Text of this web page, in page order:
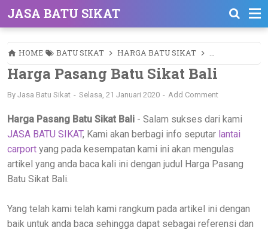
JASA BATU SIKAT
HOME BATU SIKAT HARGA BATU SIKAT
Harga Pasang Batu Sikat Bali
By Jasa Batu Sikat Selasa, 21 Januari 2020 Add Comment
Harga Pasang Batu Sikat Bali - Salam sukses dari kami
JASA BATU SIKAT, Kami akan berbagi info seputar lantai
carport yang pada kesempatan kami ini akan mengulas
artikel yang anda baca kali ini dengan judul Harga Pasang
Batu Sikat Bali.
Yang telah kami telah kami rangkum pada artikel ini dengan
baik untuk anda baca sehingga dapat sebagai referensi dan